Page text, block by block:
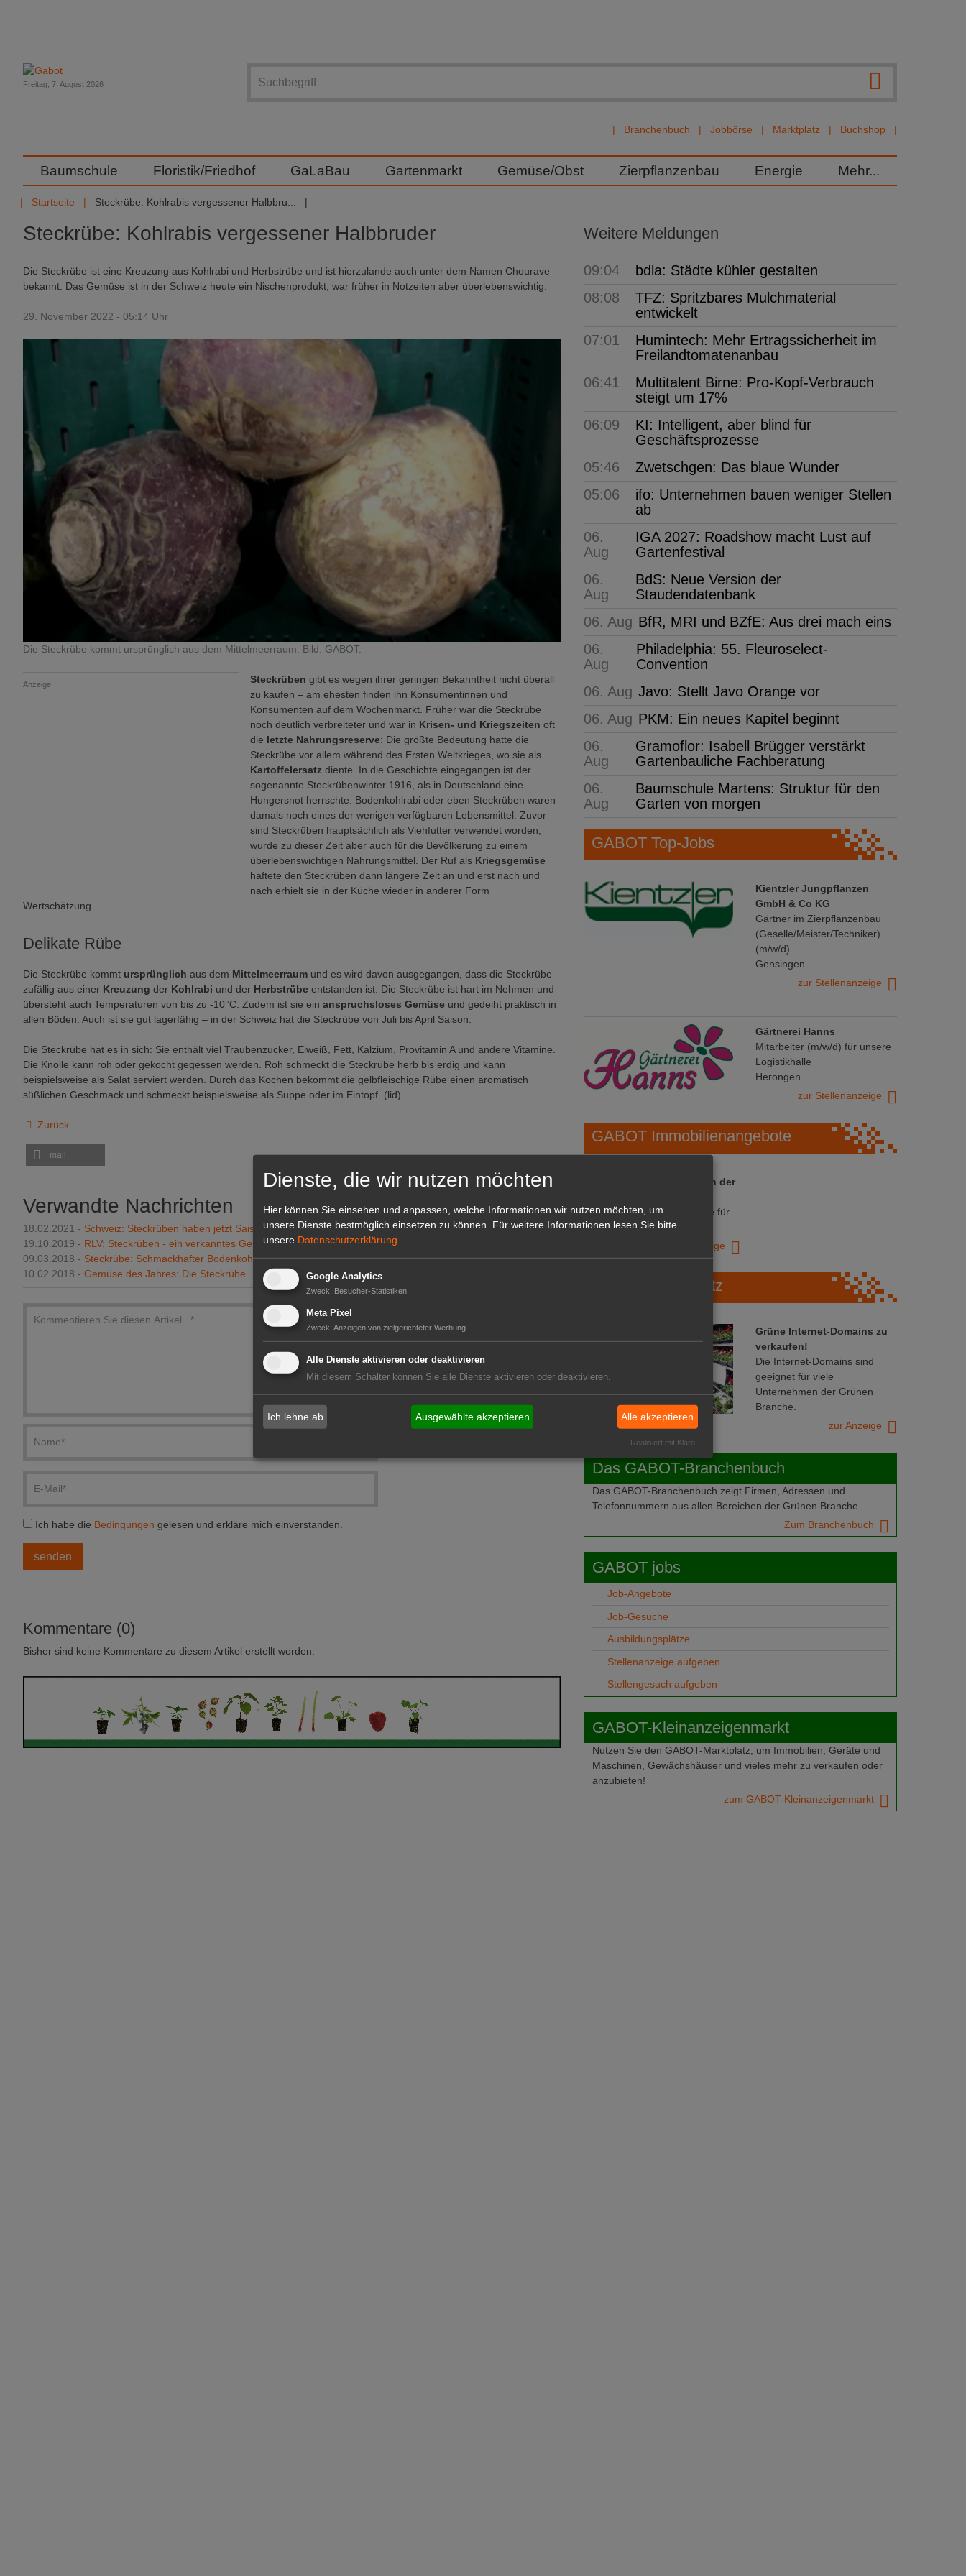
Branchenbuch Jobbörse Marktplatz Buchshop
Freitag, 7. August 2026
Baumschule Floristik/Friedhof GaLaBau Gartenmarkt Gemüse/Obst Zierpflanzenbau Energie Mehr...
Startseite Steckrübe: Kohlrabis vergessener Halbbru...
Steckrübe: Kohlrabis vergessener Halbbruder
Die Steckrübe ist eine Kreuzung aus Kohlrabi und Herbstrübe und ist hierzulande auch unter dem Namen Chourave
bekannt. Das Gemüse ist in der Schweiz heute ein Nischenprodukt, war früher in Notzeiten aber überlebenswichtig.
29. November 2022 - 05:14 Uhr
Die Steckrübe kommt ursprünglich aus dem Mittelmeerraum. Bild: GABOT.
Anzeige Steckrüben gibt es wegen ihrer geringen Bekanntheit nicht überall
zu kaufen – am ehesten finden ihn Konsumentinnen und
Konsumenten auf dem Wochenmarkt. Früher war die Steckrübe
noch deutlich verbreiteter und war in Krisen- und Kriegszeiten oft
die letzte Nahrungsreserve: Die größte Bedeutung hatte die
Steckrübe vor allem während des Ersten Weltkrieges, wo sie als
Kartoffelersatz diente. In die Geschichte eingegangen ist der
sogenannte Steckrübenwinter 1916, als in Deutschland eine
Hungersnot herrschte. Bodenkohlrabi oder eben Steckrüben waren
damals noch eines der wenigen verfügbaren Lebensmittel. Zuvor
sind Steckrüben hauptsächlich als Viehfutter verwendet worden,
wurde zu dieser Zeit aber auch für die Bevölkerung zu einem
überlebenswichtigen Nahrungsmittel. Der Ruf als Kriegsgemüse
haftete den Steckrüben dann längere Zeit an und erst nach und
nach erhielt sie in der Küche wieder in anderer Form
Wertschätzung.
Delikate Rübe
Die Steckrübe kommt ursprünglich aus dem Mittelmeerraum und es wird davon ausgegangen, dass die Steckrübe
zufällig aus einer Kreuzung der Kohlrabi und der Herbstrübe entstanden ist. Die Steckrübe ist hart im Nehmen und
übersteht auch Temperaturen von bis zu -10°C. Zudem ist sie ein anspruchsloses Gemüse und gedeiht praktisch in
allen Böden. Auch ist sie gut lagerfähig – in der Schweiz hat die Steckrübe von Juli bis April Saison.
Die Steckrübe hat es in sich: Sie enthält viel Traubenzucker, Eiweiß, Fett, Kalzium, Provitamin A und andere Vitamine.
Die Knolle kann roh oder gekocht gegessen werden. Roh schmeckt die Steckrübe herb bis erdig und kann
beispielsweise als Salat serviert werden. Durch das Kochen bekommt die gelbfleischige Rübe einen aromatisch
süßlichen Geschmack und schmeckt beispielsweise als Suppe oder im Eintopf. (lid)
Zurück
mail
Verwandte Nachrichten
18.02.2021 - Schweiz: Steckrüben haben jetzt Saison
19.10.2019 - RLV: Steckrüben - ein verkanntes Gemüse
09.03.2018 - Steckrübe: Schmackhafter Bodenkohlrabi
10.02.2018 - Gemüse des Jahres: Die Steckrübe
Ich habe die Bedingungen gelesen und erkläre mich einverstanden.
Kommentare (0)
Bisher sind keine Kommentare zu diesem Artikel erstellt worden.
Weitere Meldungen
09:04
bdla: Städte kühler gestalten
08:08
TFZ: Spritzbares Mulchmaterial
entwickelt
07:01
Humintech: Mehr Ertragssicherheit im
Freilandtomatenanbau
06:41
Multitalent Birne: Pro-Kopf-Verbrauch
steigt um 17%
06:09
KI: Intelligent, aber blind für
Geschäftsprozesse
05:46
Zwetschgen: Das blaue Wunder
05:06
ifo: Unternehmen bauen weniger Stellen
ab
06.
Aug
IGA 2027: Roadshow macht Lust auf
Gartenfestival
06.
Aug
BdS: Neue Version der
Staudendatenbank
06. Aug BfR, MRI und BZfE: Aus drei mach eins
06.
Aug
Philadelphia: 55. Fleuroselect-
Convention
06. Aug Javo: Stellt Javo Orange vor
06. Aug PKM: Ein neues Kapitel beginnt
06.
Aug
Gramoflor: Isabell Brügger verstärkt
Gartenbauliche Fachberatung
06.
Aug
Baumschule Martens: Struktur für den
Garten von morgen
GABOT Top-Jobs
Kientzler Jungpflanzen
GmbH & Co KG
Gärtner im Zierpflanzenbau
(Geselle/Meister/Techniker)
(m/w/d)
Gensingen
zur Stellenanzeige
Gärtnerei Hanns
Mitarbeiter (m/w/d) für unsere
Logistikhalle
Herongen
zur Stellenanzeige
GABOT Immobilienangebote
1A-Lage, ihre Chance in der
Repräsentative Immobilie für
IHREN Betrieb!
zur Anzeige
GABOT Marktplatz
Grüne Internet-Domains zu
verkaufen!
Die Internet-Domains sind
geeignet für viele
Unternehmen der Grünen
Branche.
zur Anzeige
Das GABOT-Branchenbuch
Das GABOT-Branchenbuch zeigt Firmen, Adressen und
Telefonnummern aus allen Bereichen der Grünen Branche.
Zum Branchenbuch
GABOT jobs
Job-Angebote
Job-Gesuche
Ausbildungsplätze
Stellenanzeige aufgeben
Stellengesuch aufgeben
GABOT-Kleinanzeigenmarkt
Nutzen Sie den GABOT-Marktplatz, um Immobilien, Geräte und
Maschinen, Gewächshäuser und vieles mehr zu verkaufen oder
anzubieten!
zum GABOT-Kleinanzeigenmarkt
Dienste, die wir nutzen möchten
Hier können Sie einsehen und anpassen, welche Informationen wir nutzen möchten, um
unsere Dienste bestmöglich einsetzen zu können.
Für weitere Informationen lesen Sie bitte
unsere Datenschutzerklärung
Google Analytics
Zweck: Besucher-Statistiken
Meta Pixel
Zweck: Anzeigen von zielgerichteter Werbung
Alle Dienste aktivieren oder deaktivieren
Mit diesem Schalter können Sie alle Dienste aktivieren oder deaktivieren.
Ich lehne ab Ausgewählte akzeptieren Alle akzeptieren
Realisiert mit Klaro!